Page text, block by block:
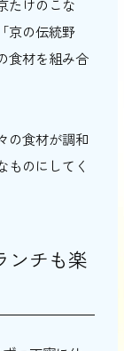
たけのこな
京の伝統野
食材を組み合
の食材が調和
ものにしてく
ンチも楽